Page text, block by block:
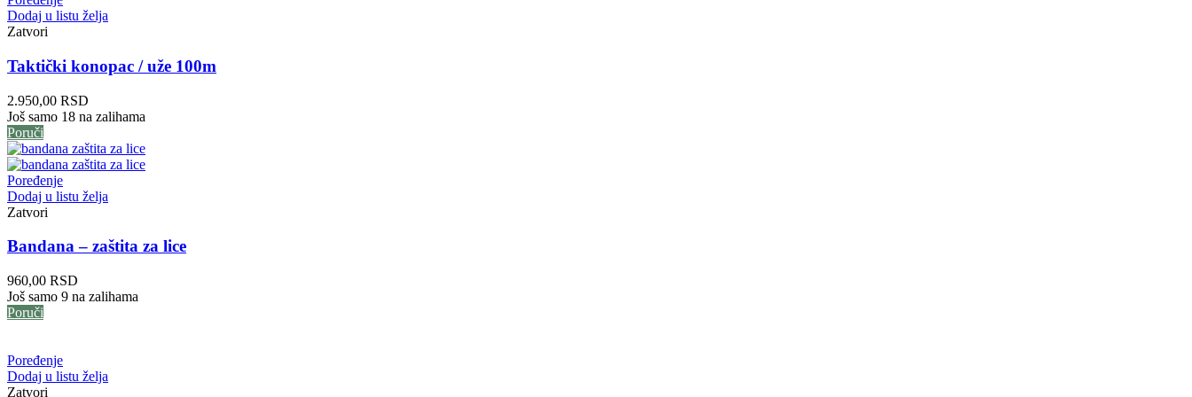
Dodaj u listu želja
Zatvori
Taktički konopac / uže 100m
2.950,00 RSD
Još samo 18 na zalihama
Poruči
Poređenje
Dodaj u listu želja
Zatvori
Bandana – zaštita za lice
960,00 RSD
Još samo 9 na zalihama
Poruči
Poređenje
Dodaj u listu želja
Zatvori